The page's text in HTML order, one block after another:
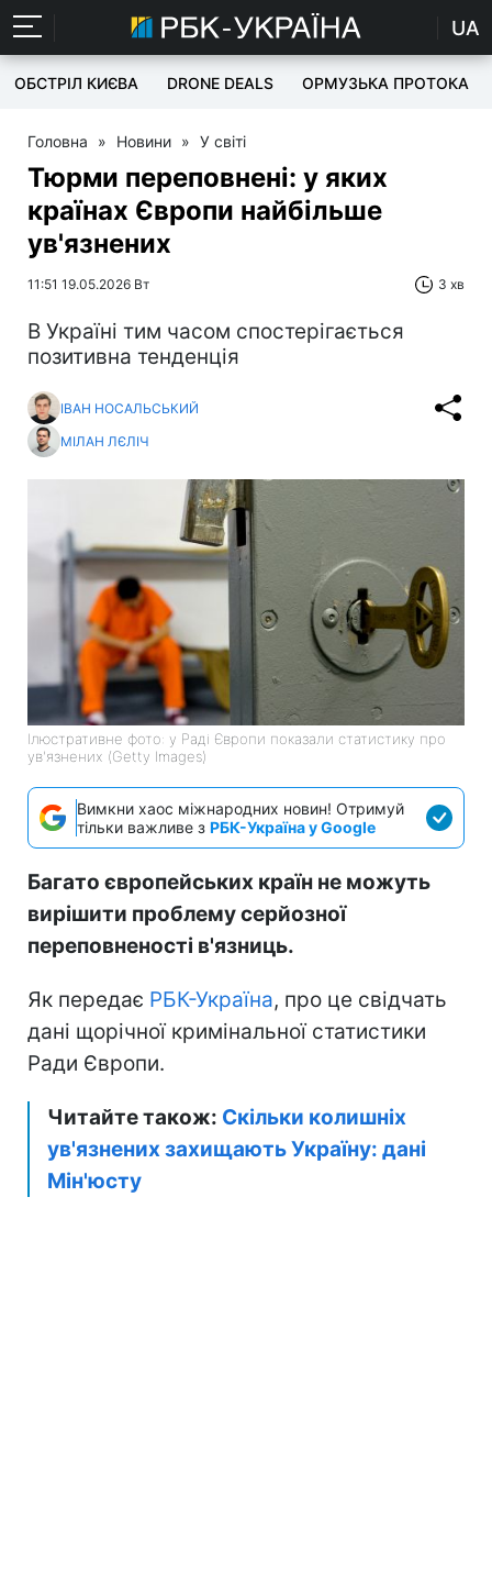
UA
ОБСТРІЛ КИЄВА DRONE DEALS ОРМУЗЬКА ПРОТОКА
Головна » Новини » У світі
Тюрми переповнені: у яких
країнах Європи найбільше
ув'язнених
11:51 19.05.2026 Вт 3 хв
В Україні тим часом спостерігається
позитивна тенденція
ІВАН НОСАЛЬСЬКИЙ
МІЛАН ЛЄЛІЧ
Ілюстративне фото: у Раді Європи показали статистику про
ув'язнених (Getty Images)
Вимкни хаос міжнародних новин! Отримуй
тільки важливе з РБК-Україна у Google
Багато європейських країн не можуть
вирішити проблему серйозної
переповненості в'язниць.
Як передає РБК-Україна, про це свідчать
дані щорічної кримінальної статистики
Ради Європи.
Читайте також: Скільки колишніх
ув'язнених захищають Україну: дані
Мін'юсту